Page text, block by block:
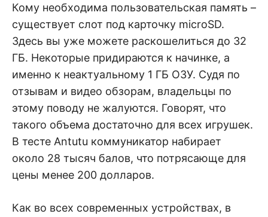
Кому необходима пользовательская память –
существует слот под карточку microSD.
Здесь вы уже можете раскошелиться до 32
ГБ. Некоторые придираются к начинке, а
именно к неактуальному 1 ГБ ОЗУ. Судя по
отзывам и видео обзорам, владельцы по
этому поводу не жалуются. Говорят, что
такого объема достаточно для всех игрушек.
В тесте Antutu коммуникатор набирает
около 28 тысяч балов, что потрясающе для
цены менее 200 долларов.
Как во всех современных устройствах, в